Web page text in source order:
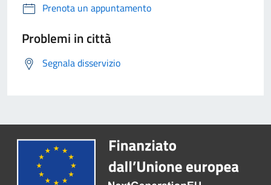
Prenota un appuntamento
Problemi in città
Segnala disservizio